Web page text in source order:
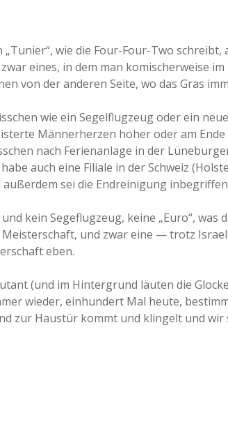
a
a
d
e
„Tunier“, wie die Four-Four-Two
eines, in dem man komischerweise
von der anderen Seite, wo das Gras
wie ein Segelflugzeug oder ein
Männerherzen höher oder am
nach Ferienanlage in der
auch eine Filiale in der Schweiz
sei die Endreinigung
kein Segeflugzeug, keine „Euro“, was
und zwar eine — trotz
eben.
(und im Hintergrund läuten die
wieder, einhundert Mal heute,
zur Haustür kommt und klingelt und